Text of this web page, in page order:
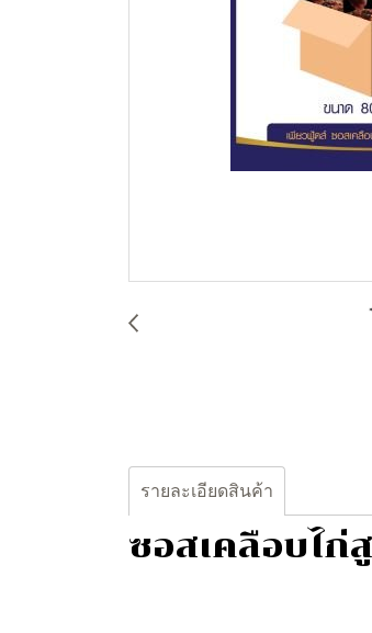
รายละเอียดสินค้า
ซอสเคลือบไก่